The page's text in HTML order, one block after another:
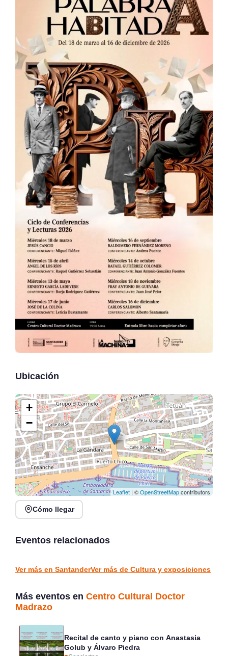
Ubicación
+
−
Leaflet | ©OpenStreetMapcontributors
Cómo llegar
Eventos relacionados
Exposición Recuerdos
Valdecilla
Solares
Ver más en SantanderVer más de Cultura y exposiciones
Más eventos en Centro Cultural Doctor
Madrazo
Recital de canto y piano con Anastasia
Golub y Álvaro Piedra